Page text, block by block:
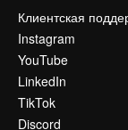
Клиентская
Instagram
YouTube
LinkedIn
TikTok
Discord